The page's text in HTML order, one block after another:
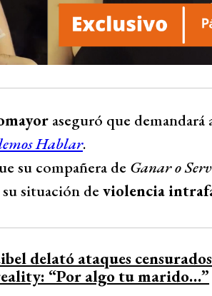
aseguró que demandará
Hablar.
su compañera de Ganar o
situación de violencia
delató ataques
“Por algo tu marido…”